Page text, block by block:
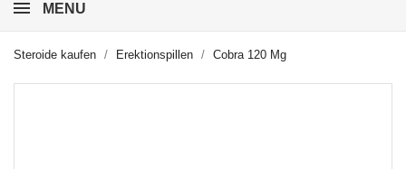
MENU
Steroide kaufen Erektionspillen Cobra 120 Mg